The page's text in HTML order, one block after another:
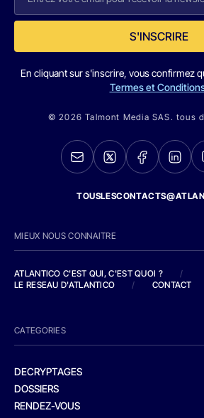
S'INSCRIRE
En cliquant sur s'inscrire, vous confirmez
Termes et
© 2026 Talmont Media SAS. tous
MIEUX NOUS CONNAITRE
ATLANTICO C'EST QUI, C'EST QUOI ?
/
LE RESEAU D'ATLANTICO
/ CONTACT
CATEGORIES
DECRYPTAGES
DOSSIERS
RENDEZ-VOUS